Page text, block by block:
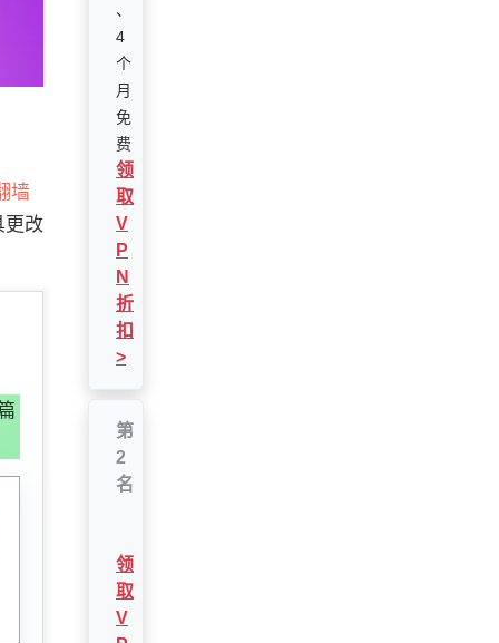
墙
更改
、
4
个
月
免
费
领
取
V
P
N
折
扣
>
第
2
名
领
取
V